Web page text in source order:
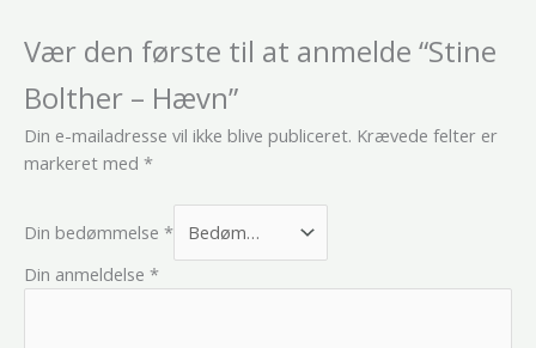
Vær den første til at anmelde “Stine
Bolther – Hævn”
Din e-mailadresse vil ikke blive publiceret. Krævede felter er
markeret med *
Din bedømmelse *
Din anmeldelse *